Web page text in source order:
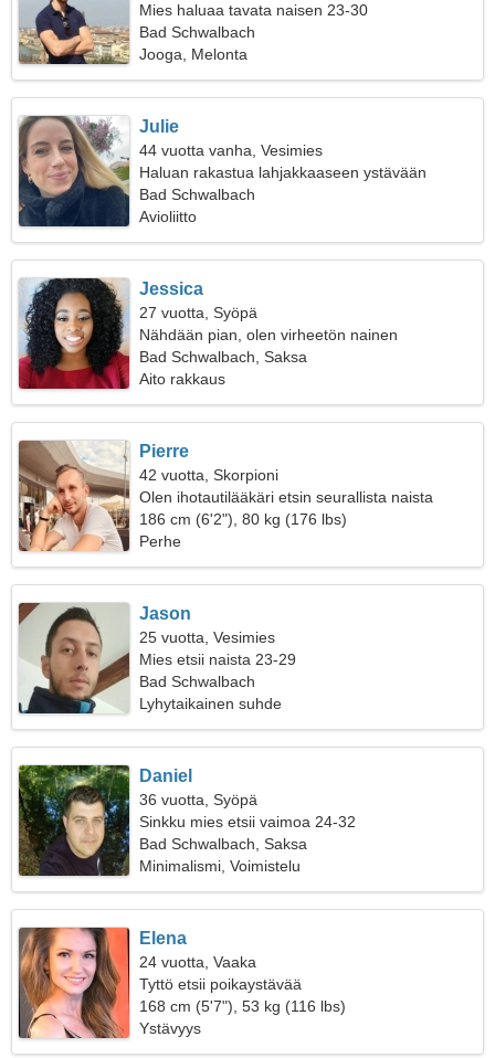
Mies haluaa tavata naisen 23-30
Bad Schwalbach
Jooga, Melonta
Julie
44 vuotta vanha, Vesimies
Haluan rakastua lahjakkaaseen ystävään
Bad Schwalbach
Avioliitto
Jessica
27 vuotta, Syöpä
Nähdään pian, olen virheetön nainen
Bad Schwalbach, Saksa
Aito rakkaus
Pierre
42 vuotta, Skorpioni
Olen ihotautilääkäri etsin seurallista naista
186 cm (6'2"), 80 kg (176 lbs)
Perhe
Jason
25 vuotta, Vesimies
Mies etsii naista 23-29
Bad Schwalbach
Lyhytaikainen suhde
Daniel
36 vuotta, Syöpä
Sinkku mies etsii vaimoa 24-32
Bad Schwalbach, Saksa
Minimalismi, Voimistelu
Elena
24 vuotta, Vaaka
Tyttö etsii poikaystävää
168 cm (5'7"), 53 kg (116 lbs)
Ystävyys